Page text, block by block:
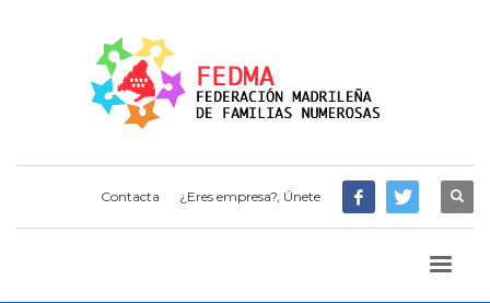
Contacta ¿Eres empresa?, Únete